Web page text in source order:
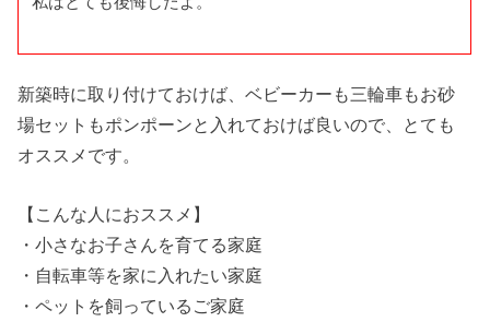
新築時に取り付けておけば、ベビーカーも三輪車もお砂
場セットもポンポーンと入れておけば良いので、とても
オススメです。
【こんな人におススメ】
・小さなお子さんを育てる家庭
・自転車等を家に入れたい家庭
・ペットを飼っているご家庭